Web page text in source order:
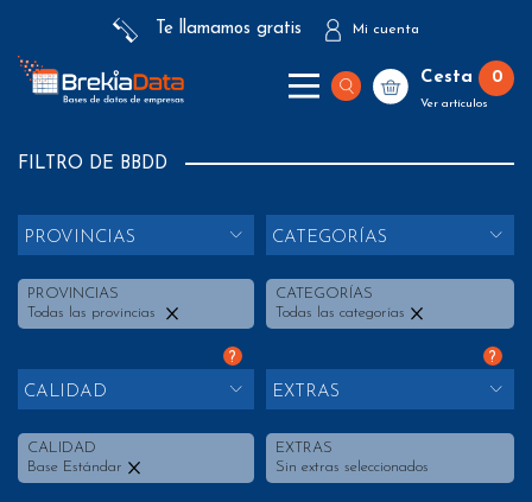
Te llamamos gratis Mi cuenta
Cesta 0
Ver artículos
FILTRO DE BBDD
PROVINCIAS
PROVINCIAS
Todas las provincias
CATEGORÍAS
CATEGORÍAS
Todas las categorías
?
CALIDAD
CALIDAD
Base Estándar
?
EXTRAS
EXTRAS
Sin extras seleccionados